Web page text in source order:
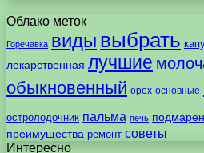
Облако меток
Горечавка виды выбрать
лекарственная лучшие
обыкновенный орех основные
остролодочник пальма печь
преимущества ремонт советы
Интересно